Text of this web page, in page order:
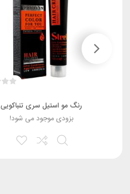
رنگ مو استیل سری تنباکویی
بزودی موجود می شود!